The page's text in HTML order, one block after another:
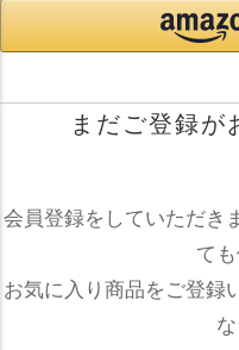
まだご登録が
会員登録をしていただき
ても
お気に入り商品をご登録
な